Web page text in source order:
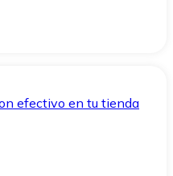
efectivo en tu tienda